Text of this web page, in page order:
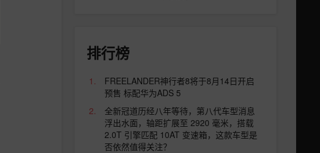
排行榜
FREELANDER神行者8将于8月14日开启
预售 标配华为ADS 5
全新冠道历经八年等待，第八代车型消息
浮出水面，轴距扩展至 2920 毫米，搭载
2.0T 引擎匹配 10AT 变速箱，这款车型是
否依然值得关注？